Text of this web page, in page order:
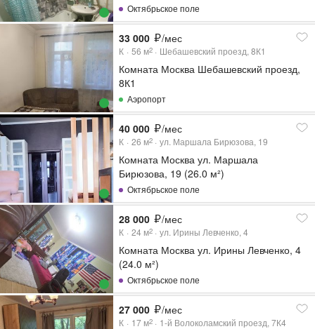
Октябрьское поле
33 000 /мес
К 56 м2 Шебашевский проезд, 8К1
Комната Москва Шебашевский проезд,
8К1
Аэропорт
40 000 /мес
К 26 м2 ул. Маршала Бирюзова, 19
Комната Москва ул. Маршала
Бирюзова, 19 (26.0 м²)
Октябрьское поле
28 000 /мес
К 24 м2 ул. Ирины Левченко, 4
Комната Москва ул. Ирины Левченко, 4
(24.0 м²)
Октябрьское поле
27 000 /мес
К 17 м2 1-й Волоколамский проезд, 7К4